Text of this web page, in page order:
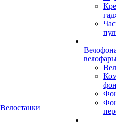
Велостанки
велофары